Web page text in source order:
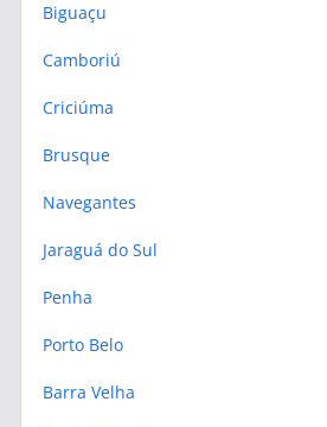
Biguaçu
Camboriú
Criciúma
Brusque
Navegantes
Jaraguá do Sul
Penha
Porto Belo
Barra Velha